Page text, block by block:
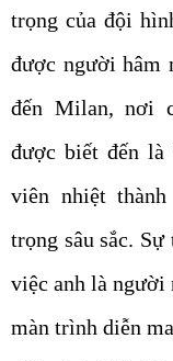
trọng của đội
được người hâm
đến Milan, nơi
được biết đến là
viên nhiệt
trọng sâu sắc.
việc anh là người
màn trình diễn